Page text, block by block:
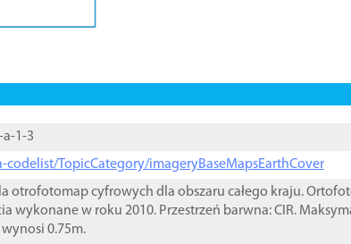
a-1-3
TopicCategory/imageryBaseMapsEarthCover
otrofotomap cyfrowych dla obszaru całego kraju.
wykonane w roku 2010. Przestrzeń barwna: CIR.
0.75m.